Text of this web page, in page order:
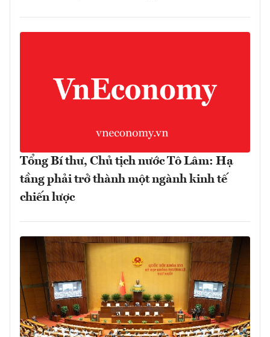
Tổng Bí thư, Chủ tịch nước Tô Lâm: Hạ
tầng phải trở thành một ngành kinh tế
chiến lược